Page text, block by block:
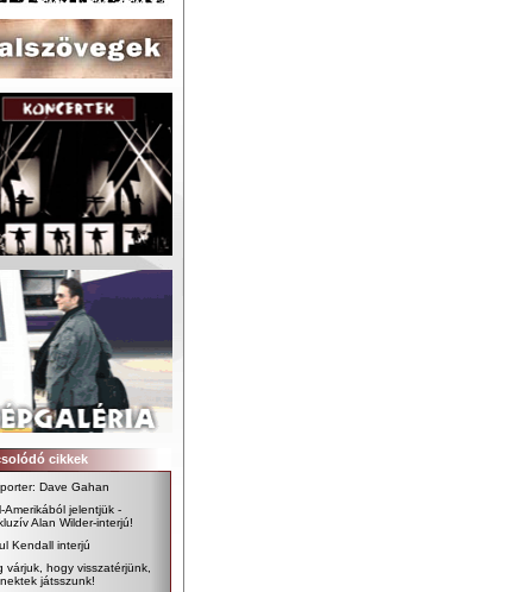
cikkek
Dave Gahan
Amerikából jelentjük -
Alan Wilder-interjú!
Kendall interjú
várjuk, hogy visszatérjünk,
játsszunk!